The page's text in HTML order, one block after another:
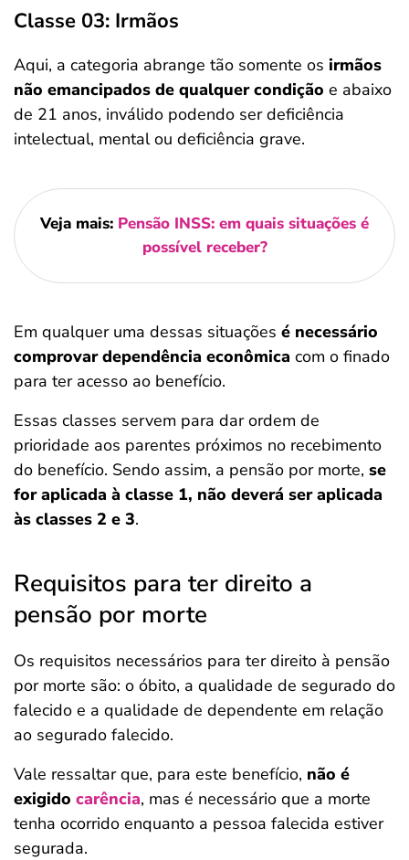
Classe 03: Irmãos
Aqui, a categoria abrange tão somente os irmãos
não emancipados de qualquer condição e abaixo
de 21 anos, inválido podendo ser deficiência
intelectual, mental ou deficiência grave.
Veja mais: Pensão INSS: em quais situações é
possível receber?
Em qualquer uma dessas situações é necessário
comprovar dependência econômica com o finado
para ter acesso ao benefício.
Essas classes servem para dar ordem de
prioridade aos parentes próximos no recebimento
do benefício. Sendo assim, a pensão por morte, se
for aplicada à classe 1, não deverá ser aplicada
às classes 2 e 3.
Requisitos para ter direito a
pensão por morte
Os requisitos necessários para ter direito à pensão
por morte são: o óbito, a qualidade de segurado do
falecido e a qualidade de dependente em relação
ao segurado falecido.
Vale ressaltar que, para este benefício, não é
exigido carência, mas é necessário que a morte
tenha ocorrido enquanto a pessoa falecida estiver
segurada.